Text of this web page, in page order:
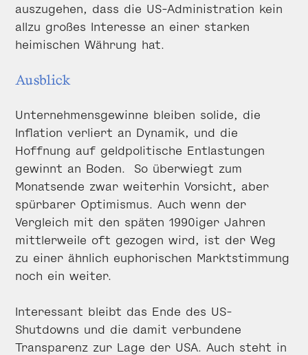
auszugehen, dass die US-Administration kein
allzu großes Interesse an einer starken
heimischen Währung hat.
Ausblick
Unternehmensgewinne bleiben solide, die
Inflation verliert an Dynamik, und die
Hoffnung auf geldpolitische Entlastungen
gewinnt an Boden. So überwiegt zum
Monatsende zwar weiterhin Vorsicht, aber
spürbarer Optimismus. Auch wenn der
Vergleich mit den späten 1990iger Jahren
mittlerweile oft gezogen wird, ist der Weg
zu einer ähnlich euphorischen Marktstimmung
noch ein weiter.
Interessant bleibt das Ende des US-
Shutdowns und die damit verbundene
Transparenz zur Lage der USA. Auch steht in